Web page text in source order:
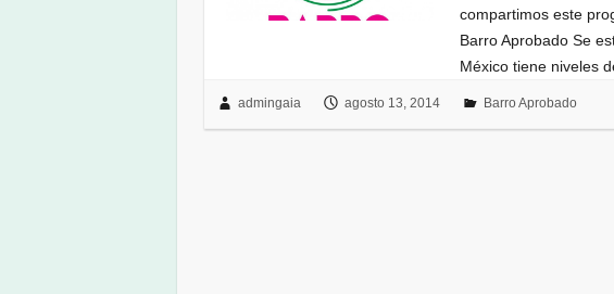
compartimos este
Barro Aprobado Se
México tiene niveles
admingaia agosto 13, 2014 Barro Aprobado